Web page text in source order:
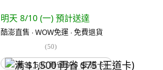
明天 8/10 (一) 預計送達
酷澎直售 ∙ WOW免運 ∙ 免費退貨
(50)
满 $1,500 再省 $75 (王道卡)